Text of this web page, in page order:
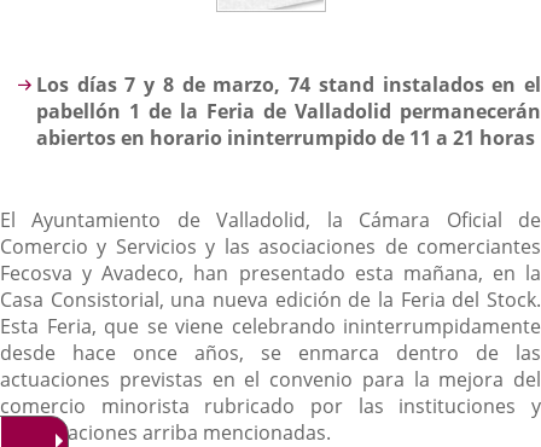
Los días 7 y 8 de marzo, 74 stand instalados en el
pabellón 1 de la Feria de Valladolid permanecerán
abiertos en horario ininterrumpido de 11 a 21 horas
El Ayuntamiento de Valladolid, la Cámara Oficial de
Comercio y Servicios y las asociaciones de comerciantes
Fecosva y Avadeco, han presentado esta mañana, en la
Casa Consistorial, una nueva edición de la Feria del Stock.
Esta Feria, que se viene celebrando ininterrumpidamente
desde hace once años, se enmarca dentro de las
actuaciones previstas en el convenio para la mejora del
comercio minorista rubricado por las instituciones y
organizaciones arriba mencionadas.